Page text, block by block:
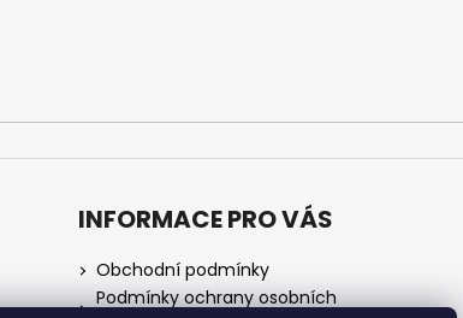
INFORMACE PRO VÁS
Obchodní podmínky
Podmínky ochrany osobních